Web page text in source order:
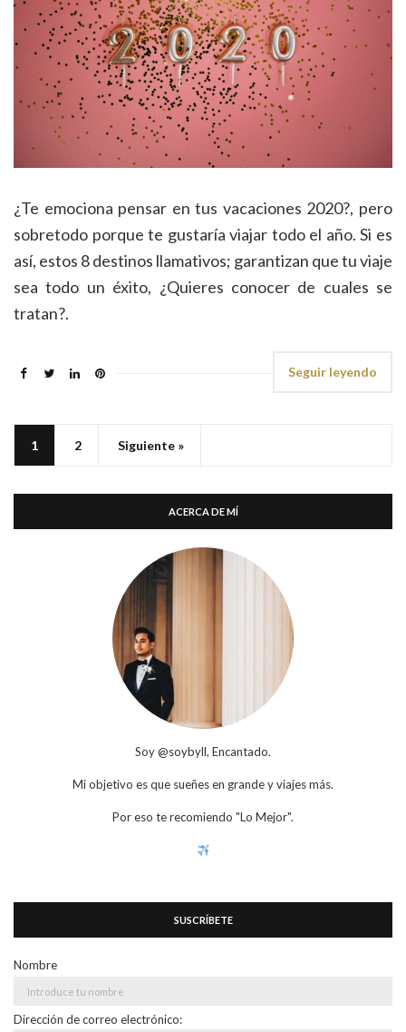
¿Te emociona pensar en tus vacaciones 2020?, pero
sobretodo porque te gustaría viajar todo el año. Si es
así, estos 8 destinos llamativos; garantizan que tu viaje
sea todo un éxito, ¿Quieres conocer de cuales se
tratan?.
Seguir leyendo
1 2 Siguiente »
ACERCA DE MÍ
Soy @soybyll, Encantado.
Mi objetivo es que sueñes en grande y viajes más.
Por eso te recomiendo "Lo Mejor".
SUSCRÍBETE
Nombre
Dirección de correo electrónico: